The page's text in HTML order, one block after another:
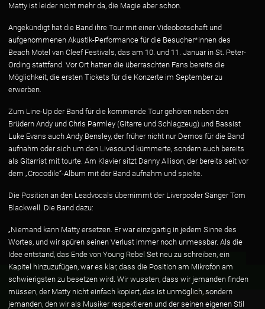
Matty ist leider nicht mehr da, die Magie aber schon.
Angekündigt hat die Band ihre Tour mit einer Videobotschaft und
aufgenommenen Akustik-Performance für die Besucher*innen des
Beach Motel van Cleef Festivals, das am 10. und 11. Januar in St. Peter-
Ording stattfand. Vor Ort hatten die überraschten Fans bereits die
Möglichkeit, die ersten Tickets für die Konzerte im September zu
erwerben.
Zum Line-Up der Band für die kommende Tour gehören neben den
Brüdern Andy und Chris Parmley (Gitarre und Schlagzeug) und Bassist
Luke Evans auch Andy Bensley, der früher nicht nur Demos für die Band
aufnahm oder sich um den Livesound kümmerte, sondern auch bereits
als Gitarrist mit tourte. Am Klavier sitzt Danny Allison, der bereits seit vor
dem „Crocodile“-Album mit der Band aufnahm und spielte.
Die Position an den Leadvocals übernimmt der Liverpooler Sänger Tom
Blackwell. Die Band dazu:
„Niemand kann Matty ersetzen. Er war einzigartig in jedem Sinne des
Wortes, und wir spüren seinen Verlust immer noch unmessbar. Als die
Idee entstand, das Ende von Young Rebel Set neu zu schreiben, ein
Kapitel hinzuzufügen, war es klar, dass die Position am Mikrofon am
schwierigsten zu besetzen wird. Wir wussten, dass wir jemanden finden
müssen, der Matty nicht einfach kopiert, das ist unmöglich, sondern
jemanden, den wir als Musiker respektieren und der seinen eigenen Stil